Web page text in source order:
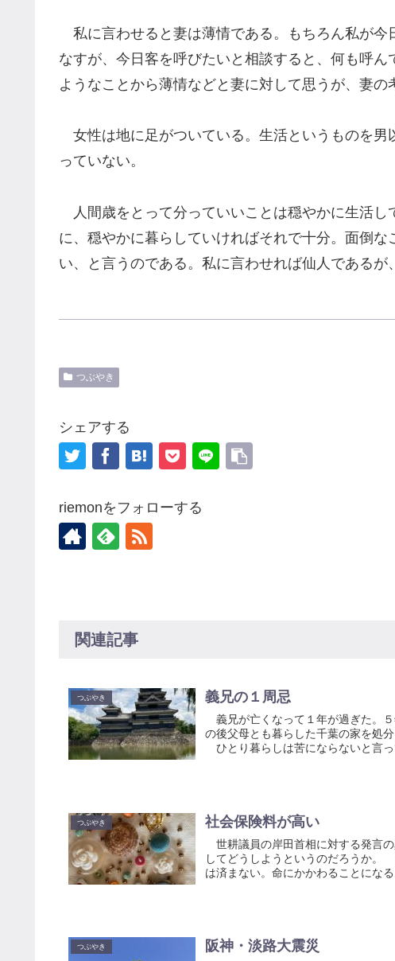
私に言わせると妻は薄情である。もちろん私が今
なすが、今日客を呼びたいと相談すると、何も呼
ようなことから薄情などと妻に対して思うが、妻の
女性は地に足がついている。生活というものを男
っていない。
人間歳をとって分っていいことは穏やかに生活し
に、穏やかに暮らしていければそれで十分。面倒
い、と言うのである。私に言わせれば仙人であるが
つぶやき
シェアする
riemonをフォローする
関連記事
つぶやき 義兄の１周忌
義兄が亡くなって１年が過ぎた。
の後父母とも暮らした千葉の家を処
ひとり暮らしは苦にならないと言っ
つぶやき 社会保険料が高い
世耕議員の岸田首相に対する発言
してどうしようというのだろうか
は済まない。命にかかわることにな
つぶやき 阪神・淡路大震災